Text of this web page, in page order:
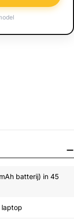
batterij) in 45
laptop